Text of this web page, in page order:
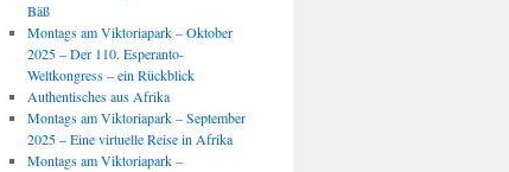
Bäß
Montags am Viktoriapark – Oktober
2025 – Der 110. Esperanto-
Weltkongress – ein Rückblick
Authentisches aus Afrika
Montags am Viktoriapark – September
2025 – Eine virtuelle Reise in Afrika
Montags am Viktoriapark –